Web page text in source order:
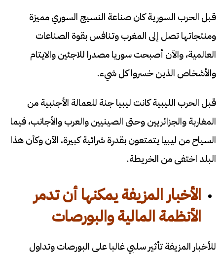
قبل الحرب السورية كان صناعة النسيج السوري مميزة
ومنتجاتها تصل إلى المغرب وتنافس بقوة الصناعات
العالمية، والآن أصبحت سوريا مصدرا للاجئين والايتام
والأشخاص الذين خسروا كل شيء.
قبل الحرب الليبية كانت ليبيا جنة للعمالة الأجنبية من
المغاربة والجزائريين وحتى الصينيين والعرب والأجانب، فيما
السياح من ليبيا يتمتعون بقدرة شرائية كبيرة، الآن وكأن هذا
البلد اختفى من الخريطة.
الأخبار المزيفة يمكنها أن تدمر
الأنظمة المالية والبورصات
للأخبار المزيفة تأثير سلبي غالبا على البورصات وتداول